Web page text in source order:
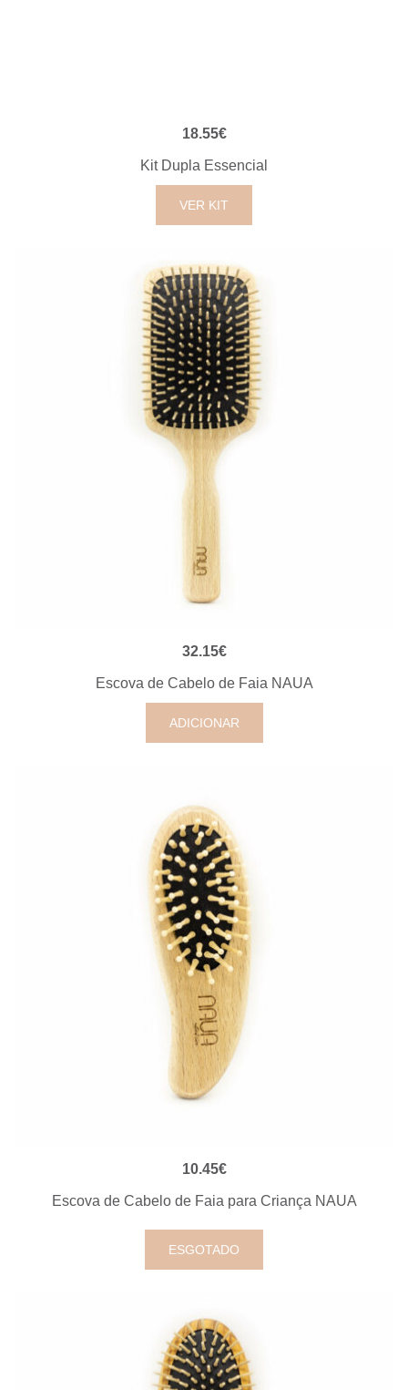
VISUALIZAÇÃO RÁPIDA
18.55€
Kit Dupla Essencial
VER KIT
VISUALIZAÇÃO RÁPIDA
32.15€
Escova de Cabelo de Faia NAUA
ADICIONAR
VISUALIZAÇÃO RÁPIDA
10.45€
Escova de Cabelo de Faia para Criança NAUA
ESGOTADO